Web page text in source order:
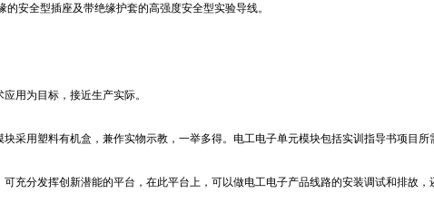
安全型插座及带绝缘护套的高强度安全型实验导线。
用为目标，接近生产实际。
采用塑料有机盒，兼作实物示教，一举多得。电工电子单元模块包括实训指导书项目
充分发挥创新潜能的平台，在此平台上，可以做电工电子产品线路的安装调试和排故